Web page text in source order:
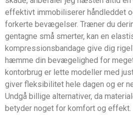
effektivt immobiliserer håndleddet
forkerte bevægelser. Træner du
gentagne små smerter, kan en
kompressionsbandage give dig
hæmme din bevægelighed for
kontorbrug er lette modeller med
giver fleksibilitet hele dagen og er
Undgå billige alternativer, da
betyder noget for komfort og effekt.